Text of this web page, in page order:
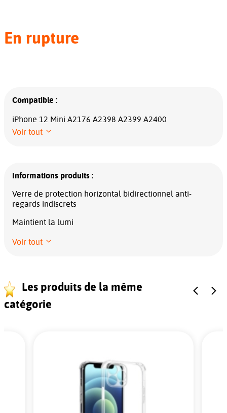
En rupture
Compatible :
iPhone 12 Mini A2176 A2398 A2399 A2400
Voir tout
Informations produits :
Verre de protection horizontal bidirectionnel anti-
regards indiscrets
Maintient la lumi
Voir tout
Les produits de la même
catégorie